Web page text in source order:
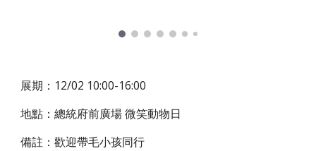
展期：12/02 10:00-16:00
地點：總統府前廣場 微笑動物日
備註：歡迎帶毛小孩同行